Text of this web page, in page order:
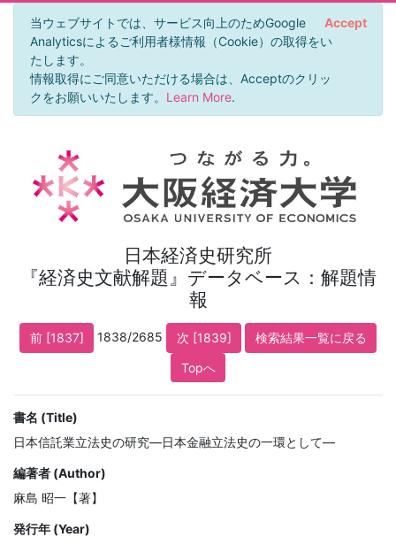
当ウェブサイトでは、サービス向上のためGoogle
Analyticsによるご利用者様情報（Cookie）の取得をい
たします。
情報取得にご同意いただける場合は、Acceptのクリッ
クをお願いいたします。 Learn More.
Accept
日本経済史研究所
『経済史文献解題』データベース：解題情
報
前 [1837] 1838/2685 次 [1839]
検索結果一覧に戻る
Topへ
書名 (Title)
日本信託業立法史の研究—日本金融立法史の一環として—
編著者 (Author)
麻島 昭一【著】
発行年 (Year)